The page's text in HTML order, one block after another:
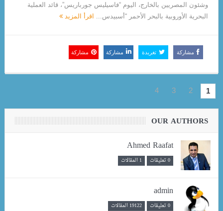
وشئون المصريين بالخارج، اليوم “فاسيليس جورباريس”، قائد العملية
البحرية الأوروبية بالبحر الأحمر “أسبيدس...
اقرأ المزيد
مشاركة تغريدة مشاركة مشاركة
1
2
3
4
OUR AUTHORS
Ahmed Raafat
0 تعليقات 1 المقالات
admin
0 تعليقات 19122 المقالات